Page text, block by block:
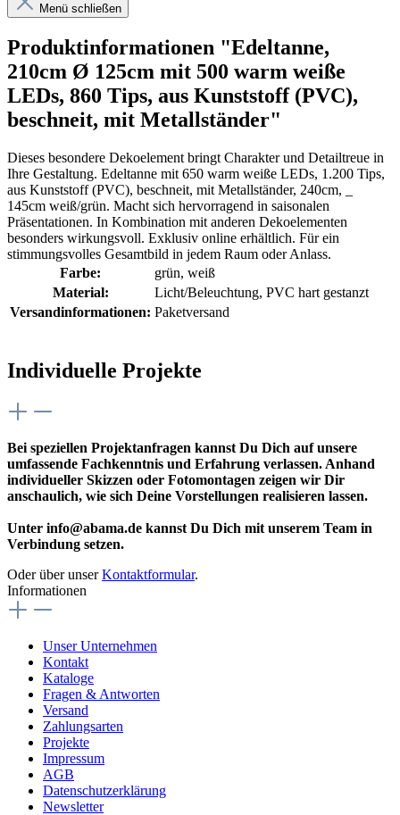
Menü schließen
Produktinformationen "Edeltanne,
210cm Ø 125cm mit 500 warm weiße
LEDs, 860 Tips, aus Kunststoff (PVC),
beschneit, mit Metallständer"
Dieses besondere Dekoelement bringt Charakter und Detailtreue in
Ihre Gestaltung. Edeltanne mit 650 warm weiße LEDs, 1.200 Tips,
aus Kunststoff (PVC), beschneit, mit Metallständer, 240cm, _
145cm weiß/grün. Macht sich hervorragend in saisonalen
Präsentationen. In Kombination mit anderen Dekoelementen
besonders wirkungsvoll. Exklusiv online erhältlich. Für ein
stimmungsvolles Gesamtbild in jedem Raum oder Anlass.
Farbe:
grün, weiß
Material:
Licht/Beleuchtung, PVC hart gestanzt
Versandinformationen: Paketversand
Individuelle Projekte
Bei speziellen Projektanfragen kannst Du Dich auf unsere
umfassende Fachkenntnis und Erfahrung verlassen. Anhand
individueller Skizzen oder Fotomontagen zeigen wir Dir
anschaulich, wie sich Deine Vorstellungen realisieren lassen.
Unter info@abama.de kannst Du Dich mit unserem Team in
Verbindung setzen.
Oder über unserKontaktformular.
Informationen
Unser Unternehmen
Kontakt
Kataloge
Fragen & Antworten
Versand
Zahlungsarten
Projekte
Impressum
AGB
Datenschutzerklärung
Newsletter